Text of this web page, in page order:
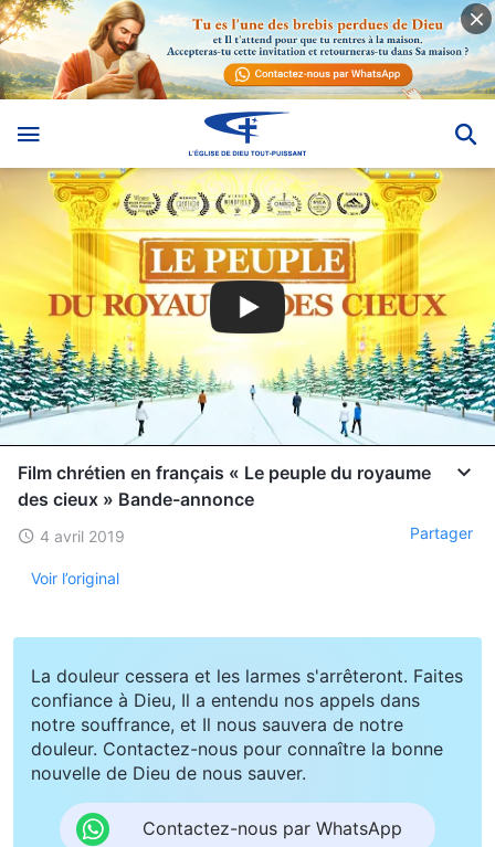
Film chrétien en français « Le peuple du royaume
des cieux » Bande-annonce
4 avril 2019 Partager
Voir l’original
La douleur cessera et les larmes s'arrêteront. Faites
confiance à Dieu, Il a entendu nos appels dans
notre souffrance, et Il nous sauvera de notre
douleur. Contactez-nous pour connaître la bonne
nouvelle de Dieu de nous sauver.
Contactez-nous par WhatsApp